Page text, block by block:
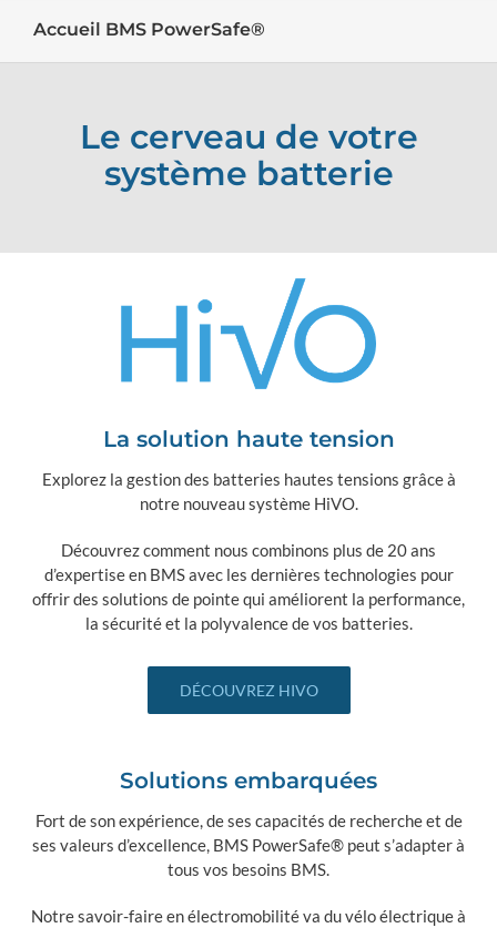
Accueil BMS PowerSafe®
Le cerveau de votre
système batterie
La solution haute tension
Explorez la gestion des batteries hautes tensions grâce à
notre nouveau système HiVO.
Découvrez comment nous combinons plus de 20 ans
d’expertise en BMS avec les dernières technologies pour
offrir des solutions de pointe qui améliorent la performance,
la sécurité et la polyvalence de vos batteries.
DÉCOUVREZ HIVO
Solutions embarquées
Fort de son expérience, de ses capacités de recherche et de
ses valeurs d’excellence, BMS PowerSafe® peut s’adapter à
tous vos besoins BMS.
Notre savoir-faire en électromobilité va du vélo électrique à